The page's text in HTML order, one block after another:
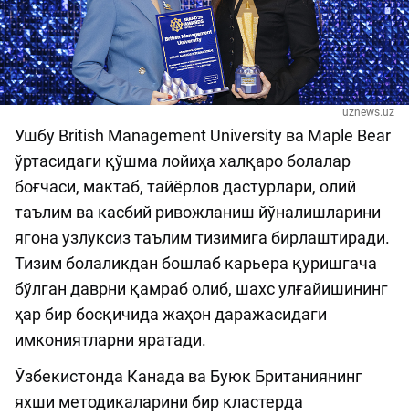
uznews.uz
Ушбу British Management University ва Maple Bear
ўртасидаги қўшма лойиҳа халқаро болалар
боғчаси, мактаб, тайёрлов дастурлари, олий
таълим ва касбий ривожланиш йўналишларини
ягона узлуксиз таълим тизимига бирлаштиради.
Тизим болаликдан бошлаб карьера қуришгача
бўлган даврни қамраб олиб, шахс улғайишининг
ҳар бир босқичида жаҳон даражасидаги
имкониятларни яратади.
Ўзбекистонда Канада ва Буюк Британиянинг
яхши методикаларини бир кластерда